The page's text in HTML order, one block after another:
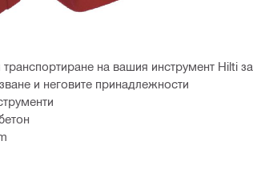
на вашия инструмент Hilti за
и неговите принадлежности